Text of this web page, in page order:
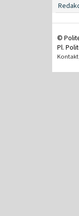
©
Pl.
Kontakt